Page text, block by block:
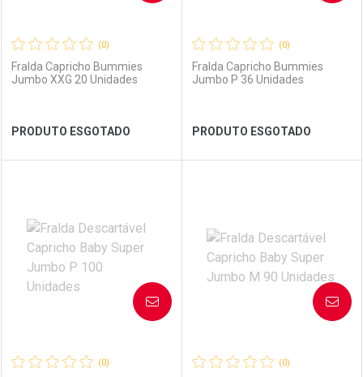
Ver Desconto Convênio Ver Desconto Convênio
(0)
Fralda Capricho Bummies
Jumbo XXG 20 Unidades
PRODUTO ESGOTADO
Laboratório
Por Menos
(0)
Fralda Capricho Bummies
Jumbo P 36 Unidades
PRODUTO ESGOTADO
Laboratório
Por Menos
(0)
AVISE-ME
(0)
AVISE-ME